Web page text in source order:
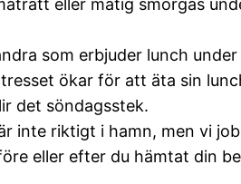
eller matig smörgås
som erbjuder lunch
ökar för att äta sin
det söndagsstek.
inte riktigt i hamn, men vi
eller efter du hämtat din